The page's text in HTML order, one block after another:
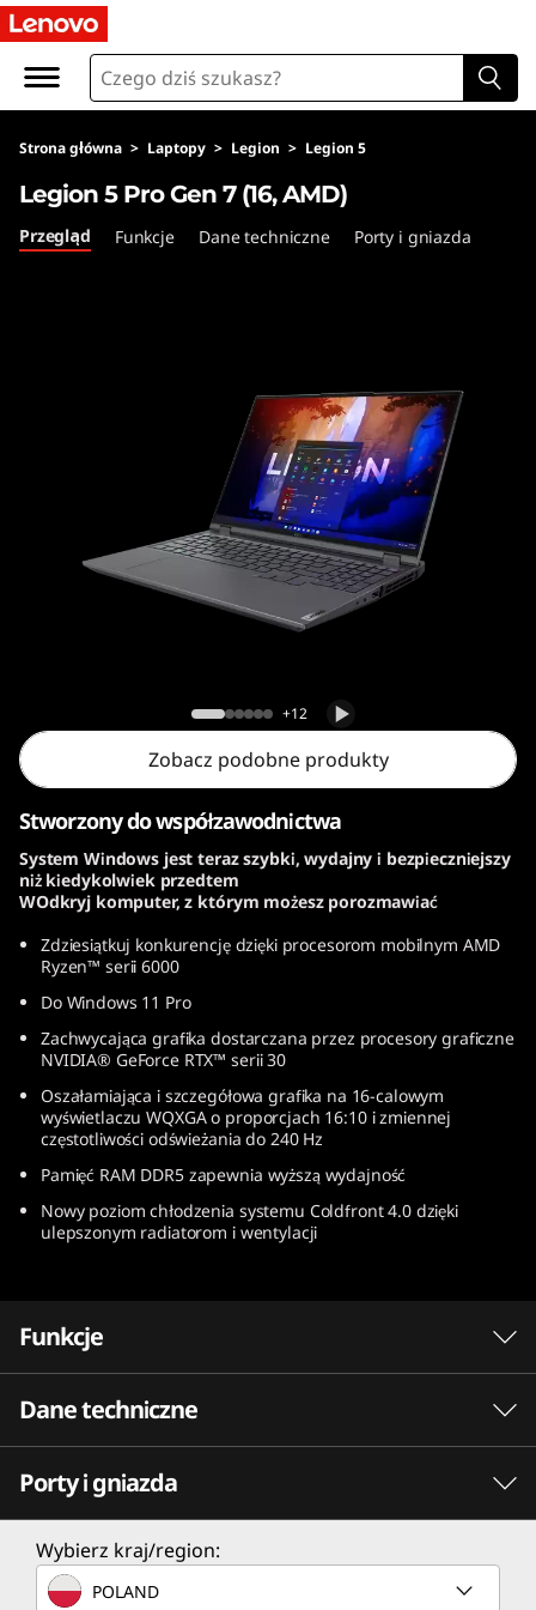
L
g
o
6
A
M
D
Strona główna > Laptopy > Legion > Legion 5
Legion 5 Pro Gen 7 (16, AMD)
Legion 5 Pro Gen 7 (16, AMD)
Przegląd Funkcje Dane techniczne Porty i gniazda
+12
Zobacz podobne produkty
Stworzony do współzawodnictwa
System Windows jest teraz szybki, wydajny i bezpieczniejszy
niż kiedykolwiek przedtem
WOdkryj komputer, z którym możesz porozmawiać
Zdziesiątkuj konkurencję dzięki procesorom mobilnym AMD
Ryzen™ serii 6000
Do Windows 11 Pro
Zachwycająca grafika dostarczana przez procesory graficzne
NVIDIA® GeForce RTX™ serii 30
Oszałamiająca i szczegółowa grafika na 16-calowym
wyświetlaczu WQXGA o proporcjach 16:10 i zmiennej
częstotliwości odświeżania do 240 Hz
Pamięć RAM DDR5 zapewnia wyższą wydajność
Nowy poziom chłodzenia systemu Coldfront 4.0 dzięki
ulepszonym radiatorom i wentylacji
Funkcje
Spotęguj swoją rozgrywkę
Szybkość łączy się z wytrzymałością, gdy grasz
na laptopie gamingowym z procesorami do
urządzeń mobilnych AMD Ryzen™ serii 6000.
Wykorzystaj w pełni wydajność urządzenia, aby
wygrać i graj dłużej niż kiedykolwiek dzięki
niesamowitej żywotności baterii.
Dane techniczne
Procesor do urządzeń mobilnych AMD Ryzen™ 9
6900HX
Procesor do urządzeń mobilnych AMD Ryzen™ 7 6800H
Porty i gniazda
Wybierz kraj/region:
POLAND